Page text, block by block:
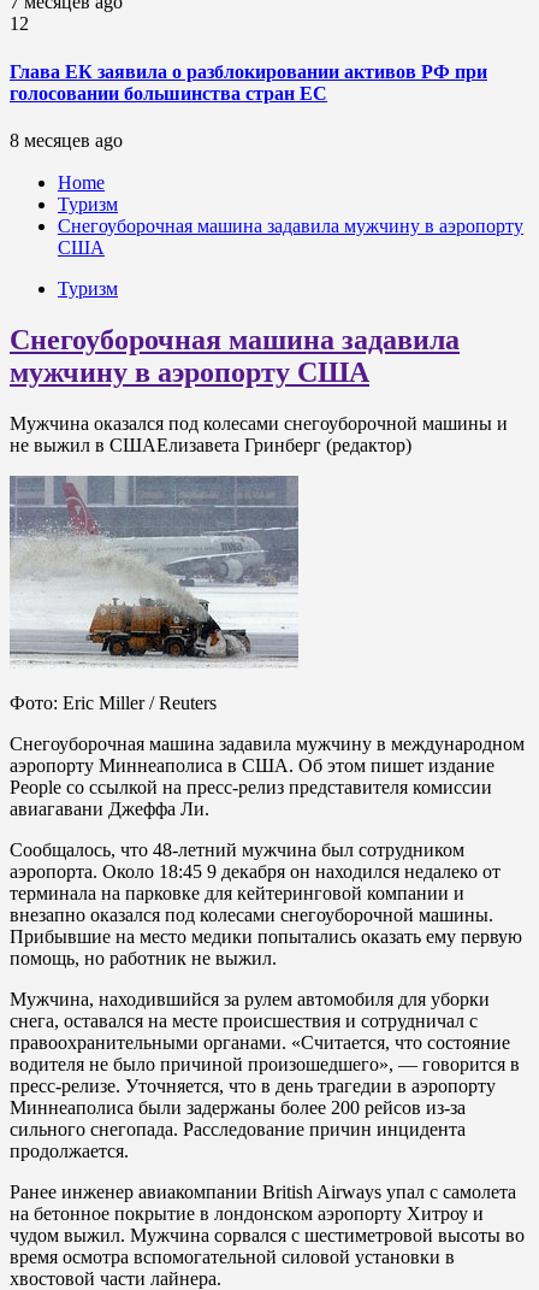
12
Глава ЕК заявила о разблокировании активов РФ при
голосовании большинства стран ЕС
8 месяцев ago
Home
Туризм
Снегоуборочная машина задавила мужчину в аэропорту
США
Туризм
Снегоуборочная машина задавила
мужчину в аэропорту США
Мужчина оказался под колесами снегоуборочной машины и
не выжил в СШАЕлизавета Гринберг (редактор)
Фото: Eric Miller / Reuters
Снегоуборочная машина задавила мужчину в международном
аэропорту Миннеаполиса в США. Об этом пишет издание
People со ссылкой на пресс-релиз представителя комиссии
авиагавани Джеффа Ли.
Сообщалось, что 48-летний мужчина был сотрудником
аэропорта. Около 18:45 9 декабря он находился недалеко от
терминала на парковке для кейтеринговой компании и
внезапно оказался под колесами снегоуборочной машины.
Прибывшие на место медики попытались оказать ему первую
помощь, но работник не выжил.
Мужчина, находившийся за рулем автомобиля для уборки
снега, оставался на месте происшествия и сотрудничал с
правоохранительными органами. «Считается, что состояние
водителя не было причиной произошедшего», — говорится в
пресс-релизе. Уточняется, что в день трагедии в аэропорту
Миннеаполиса были задержаны более 200 рейсов из-за
сильного снегопада. Расследование причин инцидента
продолжается.
Ранее инженер авиакомпании British Airways упал с самолета
на бетонное покрытие в лондонском аэропорту Хитроу и
чудом выжил. Мужчина сорвался с шестиметровой высоты во
время осмотра вспомогательной силовой установки в
хвостовой части лайнера.